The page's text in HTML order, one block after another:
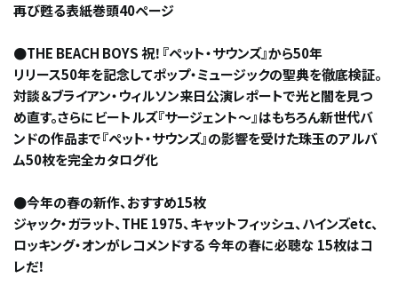
再び甦る表紙巻頭40ページ
●THE BEACH BOYS 祝！『ペット・サウンズ』から50年
リリース50年を記念してポップ・ミュージックの聖典を徹底検証。
対談＆ブライアン・ウィルソン来日公演レポートで光と闇を見つ
め直す。さらにビートルズ『サージェント～』はもちろん新世代バ
ンドの作品まで『ペット・サウンズ』の影響を受けた珠玉のアルバ
ム50枚を完全カタログ化
●今年の春の新作、おすすめ15枚
ジャック・ガラット、THE 1975、キャットフィッシュ、ハインズetc、
ロッキング・オンがレコメンドする 今年の春に必聴な 15枚はコ
レだ！